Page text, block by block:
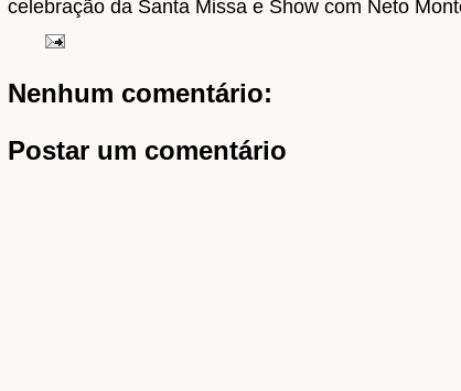
celebração da Santa Missa e Show com Neto
Nenhum comentário:
Postar um comentário